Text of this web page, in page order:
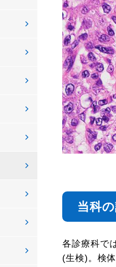
当科
各診療科で
(生検)。検